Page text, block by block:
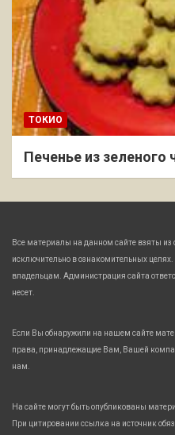
ТОКИО
Печенье из зеленого
Все материалы на данном сайте взяты
исключительно в ознакомительных
владельцам. Администрация сайта
несет.
Если Вы обнаружили на нашем сайте
права, принадлежащие Вам, Вашей
нам.
На сайте могут быть опубликованы
При цитировании ссылка на источник